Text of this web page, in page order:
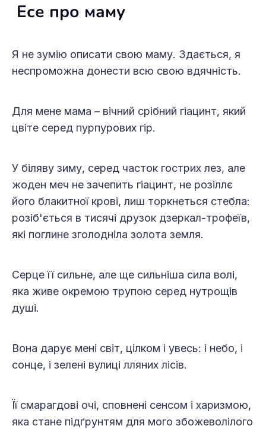
Есе про маму
Я не зумію описати свою маму. Здається, я
неспроможна донести всю свою вдячність.
Для мене мама – вічний срібний гіацинт, який
цвіте серед пурпурових гір.
У біляву зиму, серед часток гострих лез, але
жоден меч не зачепить гіацинт, не розіллє
його блакитної крові, лиш торкнеться стебла:
розіб'ється в тисячі друзок дзеркал-трофеїв,
які поглине зголодніла золота земля.
Серце її сильне, але ще сильніша сила волі,
яка живе окремою трупою серед нутрощів
душі.
Вона дарує мені світ, цілком і увесь: і небо, і
сонце, і зелені вулиці лляних лісів.
Її смарагдові очі, сповнені сенсом і харизмою,
яка стане підґрунтям для мого збожеволілого